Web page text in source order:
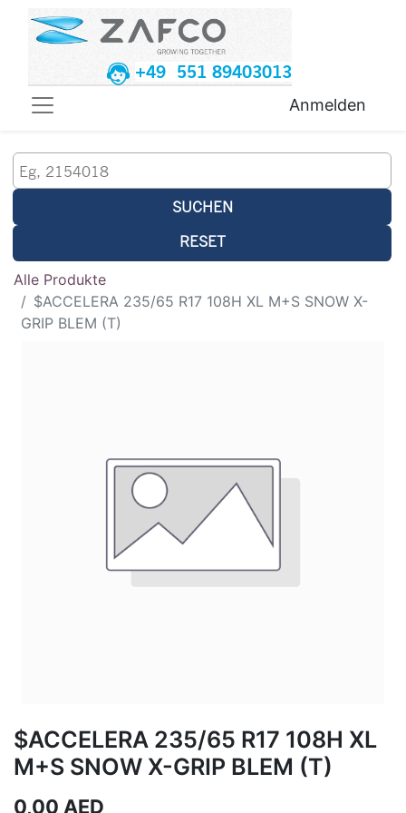
+49 551 89403013
Anmelden
SUCHEN
RESET
Alle Produkte
$ACCELERA 235/65 R17 108H XL M+S SNOW X-
GRIP BLEM (T)
$ACCELERA 235/65 R17 108H XL
M+S SNOW X-GRIP BLEM (T)
0,00 AED